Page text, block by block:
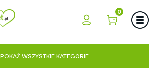
0
POKAŻ WSZYSTKIE KATEGORIE